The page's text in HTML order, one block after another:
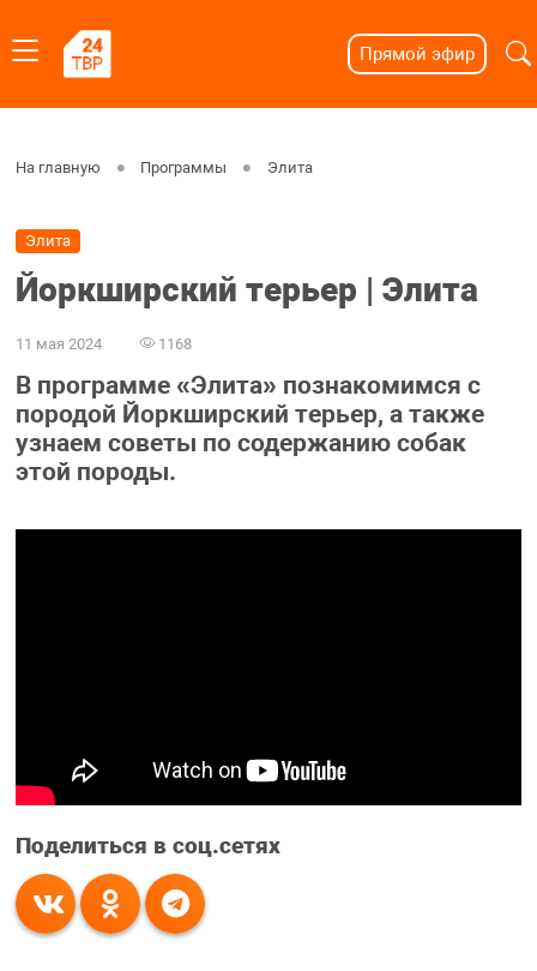
Прямой эфир
На главную Программы Элита
Элита
Йоркширский терьер | Элита
11 мая 2024 1168
В программе «Элита» познакомимся с
породой Йоркширский терьер, а также
узнаем советы по содержанию собак
этой породы.
Поделиться в соц.сетях